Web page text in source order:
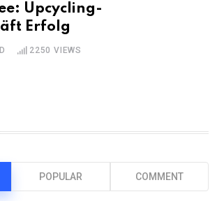
Upcycling-
Erfolg
2250 VIEWS
POPULAR COMMENT